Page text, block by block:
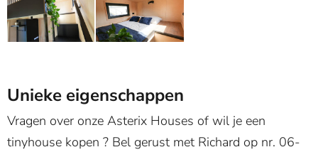
Unieke eigenschappen
Vragen over onze Asterix Houses of wil je een
tinyhouse kopen ? Bel gerust met Richard op nr. 06-